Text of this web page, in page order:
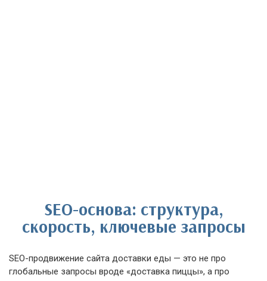
SEO-основа: структура,
скорость, ключевые запросы
SEO-продвижение сайта доставки еды — это не про
глобальные запросы вроде «доставка пиццы», а про